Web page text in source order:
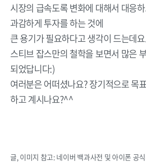
시장의 급속도록 변화에 대해서 대응
과감하게 투자를 하는 것에
큰 용기가 필요하다고 생각이 드는데
스티브 잡스만의 철학을 보면서 많은
되었답니다:)
여러분은 어떠셨나요? 장기적으로 목
하고 계시나요?^^
글, 이미지 참고: 네이버 백과사전 및 아이폰 공